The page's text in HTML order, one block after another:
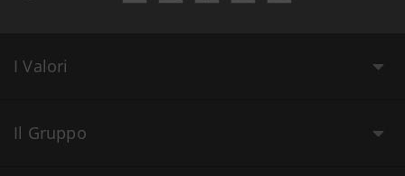
I Valori
Il Gruppo